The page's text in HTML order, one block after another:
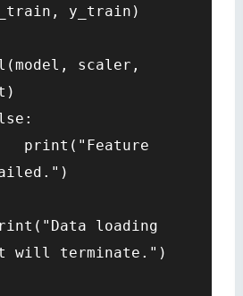
y_train)
scaler,
will terminate.")